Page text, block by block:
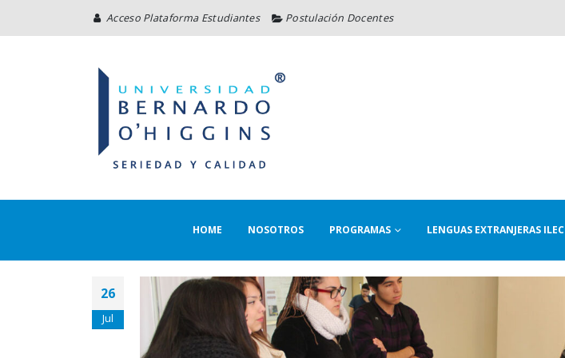
Acceso Plataforma Estudiantes Postulación Docentes
HOME NOSOTROS PROGRAMAS LENGUAS EXTRANJERAS ILEC
26
Jul